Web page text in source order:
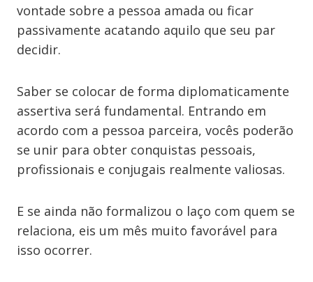
vontade sobre a pessoa amada ou ficar
passivamente acatando aquilo que seu par
decidir.
Saber se colocar de forma diplomaticamente
assertiva será fundamental. Entrando em
acordo com a pessoa parceira, vocês poderão
se unir para obter conquistas pessoais,
profissionais e conjugais realmente valiosas.
E se ainda não formalizou o laço com quem se
relaciona, eis um mês muito favorável para
isso ocorrer.